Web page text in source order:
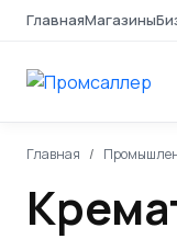
ГлавнаяМагазины
Главная